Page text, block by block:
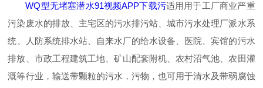
WQ型无堵塞潜水91视频APP下载污适用用于工厂商业严重
污染废水的排放、主宅区的污水排污站、城市污水处理厂派水系
统、人防系统排水站、自来水厂的给水设备、医院、宾馆的污水
排放、市政工程建筑工地、矿山配套附机、农村沼气池、农田灌
溉等行业，输送带颗粒的污水，污物，也可用于清水及带弱腐蚀